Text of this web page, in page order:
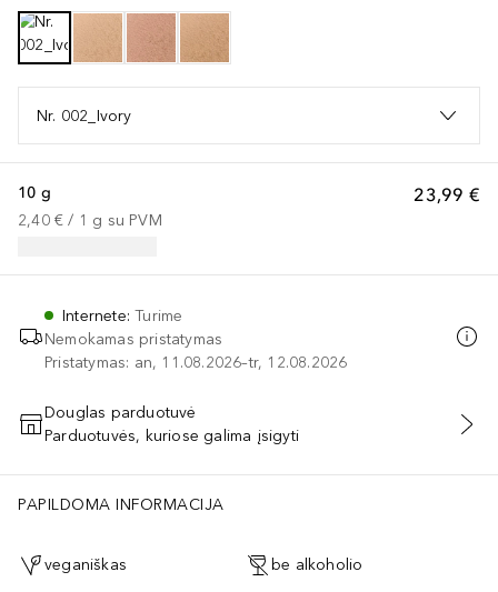
Nr. 002_Ivory
23,99 €
10 g
2,40 € / 1 g su PVM
Internete:Turime
Nemokamas pristatymas
Pristatymas: an, 11.08.2026–tr, 12.08.2026
PRIDĖTI Į KREPŠELĮ
Douglas parduotuvė
Parduotuvės, kuriose galima įsigyti
PAPILDOMA INFORMACIJA
veganiškas be alkoholio